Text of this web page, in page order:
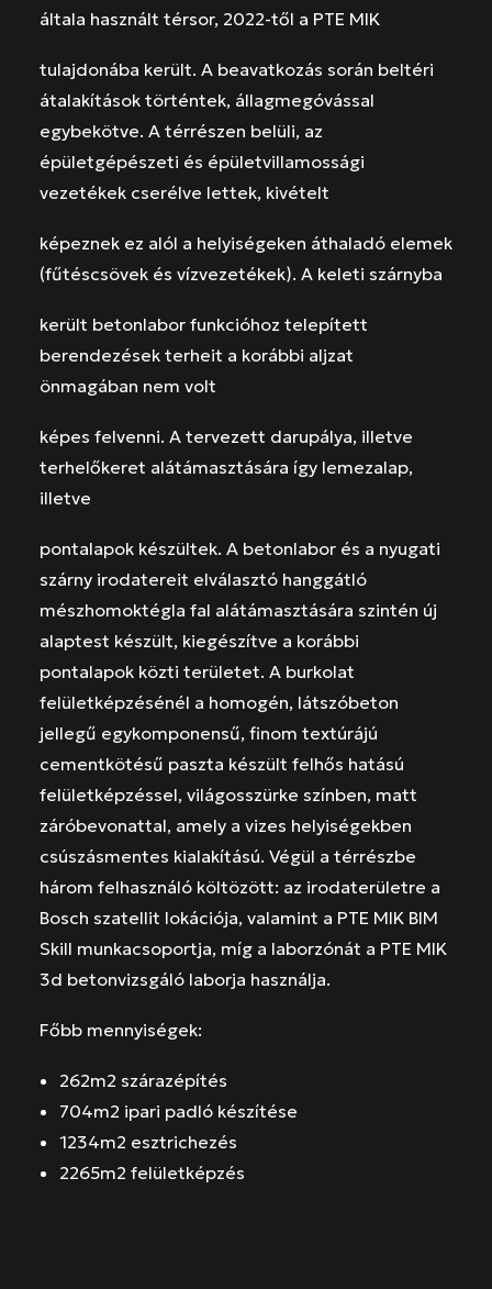
általa használt térsor, 2022-től a PTE MIK
tulajdonába került. A beavatkozás során beltéri
átalakítások történtek, állagmegóvással
egybekötve. A térrészen belüli, az
épületgépészeti és épületvillamossági
vezetékek cserélve lettek, kivételt
képeznek ez alól a helyiségeken áthaladó elemek
(fűtéscsövek és vízvezetékek). A keleti szárnyba
került betonlabor funkcióhoz telepített
berendezések terheit a korábbi aljzat
önmagában nem volt
képes felvenni. A tervezett darupálya, illetve
terhelőkeret alátámasztására így lemezalap,
illetve
pontalapok készültek. A betonlabor és a nyugati
szárny irodatereit elválasztó hanggátló
mészhomoktégla fal alátámasztására szintén új
alaptest készült, kiegészítve a korábbi
pontalapok közti területet. A burkolat
felületképzésénél a homogén, látszóbeton
jellegű egykomponensű, finom textúrájú
cementkötésű paszta készült felhős hatású
felületképzéssel, világosszürke színben, matt
záróbevonattal, amely a vizes helyiségekben
csúszásmentes kialakítású. Végül a térrészbe
három felhasználó költözött: az irodaterületre a
Bosch szatellit lokációja, valamint a PTE MIK BIM
Skill munkacsoportja, míg a laborzónát a PTE MIK
3d betonvizsgáló laborja használja.
Főbb mennyiségek:
262m2 szárazépítés
704m2 ipari padló készítése
1234m2 esztrichezés
2265m2 felületképzés